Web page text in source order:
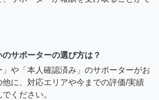
サポーターの選び方は？
」や「本人確認済み」のサポーターがお
に、対応エリアや今までの評価/実績
ください。